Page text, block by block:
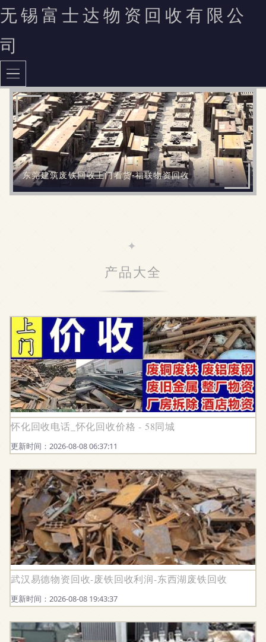
无锡富士达物资回收有限公
司
东莞建筑废铁回收上门看货-福联物资回收
产品大全
怀化回收电话_怀化回收价格 - 58同城
更新时间：2026-08-08 06:37:11
武汉易德物资回收-废铁回收利润-东西湖废铁回收
更新时间：2026-08-08 19:43:37